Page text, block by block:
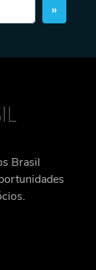
»
Brasil